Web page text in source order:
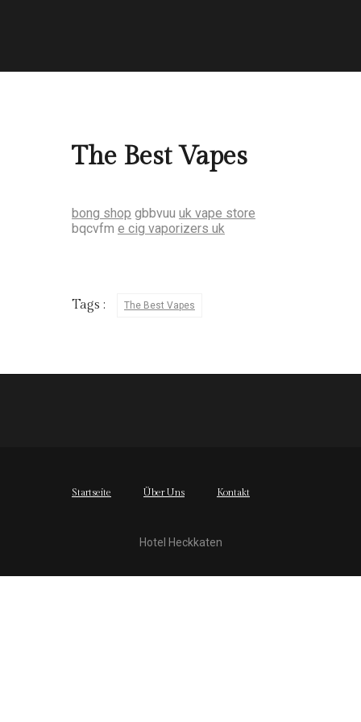
The Best Vapes
bong shop gbbvuu uk vape store
bqcvfm e cig vaporizers uk
Tags : The Best Vapes
Startseite Über Uns Kontakt
Hotel Heckkaten